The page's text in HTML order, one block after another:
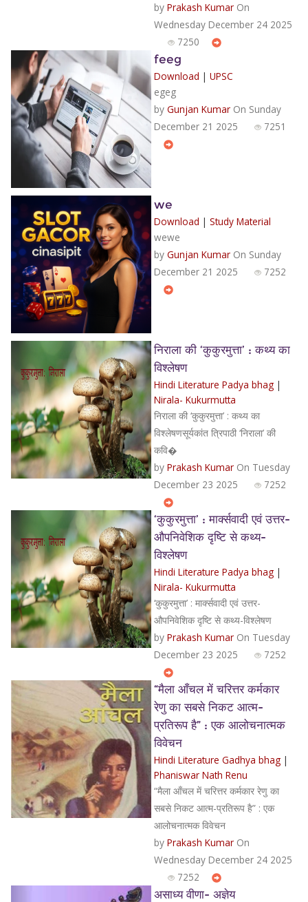
by Prakash KumarOn
Wednesday December 24 2025
7250
feeg
Download | UPSC
egeg
by Gunjan KumarOn Sunday
December 21 2025
7251
we
Download | Study Material
wewe
by Gunjan KumarOn Sunday
December 21 2025
7252
निराला की ‘कुकुरमुत्ता’ : कथ्य का
विश्लेषण
Hindi Literature Padya bhag|
Nirala- Kukurmutta
निराला की ‘कुकुरमुत्ता’ : कथ्य का
विश्लेषणसूर्यकांत त्रिपाठी ‘निराला’ की
कवि�
by Prakash KumarOn Tuesday
December 23 2025
7252
‘कुकुरमुत्ता’ : मार्क्सवादी एवं उत्तर-
औपनिवेशिक दृष्टि से कथ्य-
विश्लेषण
Hindi Literature Padya bhag|
Nirala- Kukurmutta
‘कुकुरमुत्ता’ : मार्क्सवादी एवं उत्तर-
औपनिवेशिक दृष्टि से कथ्य-विश्लेषण
by Prakash KumarOn Tuesday
December 23 2025
7252
“मैला आँचल में चरित्तर कर्मकार
रेणु का सबसे निकट आत्म-
प्रतिरूप है” : एक आलोचनात्मक
विवेचन
Hindi Literature Gadhya bhag|
Phaniswar Nath Renu
“मैला आँचल में चरित्तर कर्मकार रेणु का
सबसे निकट आत्म-प्रतिरूप है” : एक
आलोचनात्मक विवेचन
by Prakash KumarOn
Wednesday December 24 2025
7252
असाध्य वीणा- अज्ञेय